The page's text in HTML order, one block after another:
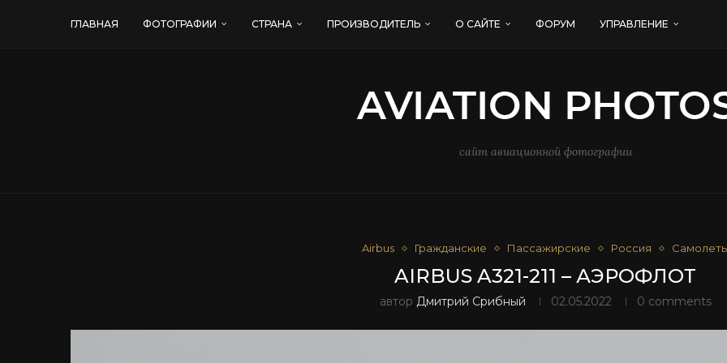
ГЛАВНАЯ ФОТОГРАФИИ СТРАНА ПРОИЗВОДИТЕЛЬ О САЙТЕ ФОРУМ УПРАВЛЕНИЕ
сайт авиационной фотографии
Airbus Гражданские Пассажирские Россия
AIRBUS A321-211 – АЭРОФЛОТ
автор Дмитрий Срибный 02.05.2022 0 comments